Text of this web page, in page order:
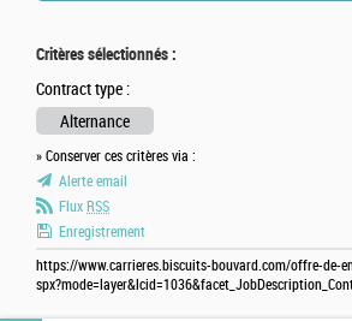
Critères sélectionnés :
Contract type :
Alternance
» Conserver ces critères via :
Alerte email
Flux RSS
Enregistrement
https://www.carrieres.biscuits-bouvard.com/offre-de-